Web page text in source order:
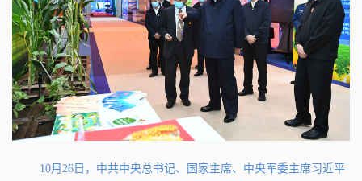
10月26日，中共中央总书记、国家主席、中央军委主席习近平